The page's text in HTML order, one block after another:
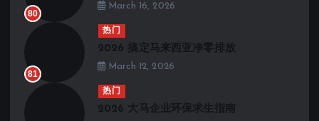
80
March 16, 2026
81
热门
2026 搞定马来西亚净零排放
March 12, 2026
热门
2026 大马企业环保求生指南